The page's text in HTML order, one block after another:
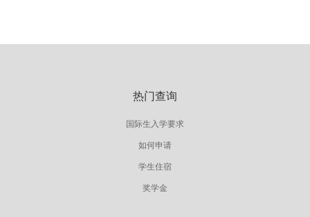
热门查询
国际生入学要求
如何申请
学生住宿
奖学金